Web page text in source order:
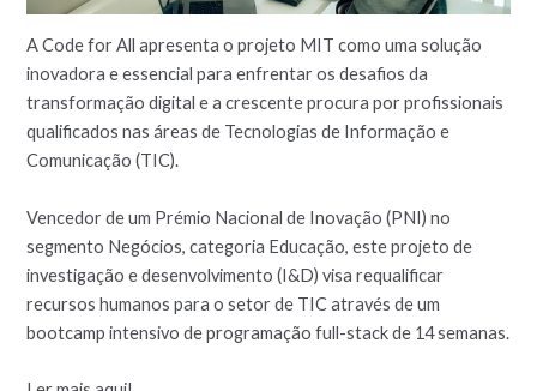
A Code for All apresenta o projeto MIT como uma solução
inovadora e essencial para enfrentar os desafios da
transformação digital e a crescente procura por profissionais
qualificados nas áreas de Tecnologias de Informação e
Comunicação (TIC).
Vencedor de um Prémio Nacional de Inovação (PNI) no
segmento Negócios, categoria Educação, este projeto de
investigação e desenvolvimento (I&D) visa requalificar
recursos humanos para o setor de TIC através de um
bootcamp intensivo de programação full-stack de 14 semanas.